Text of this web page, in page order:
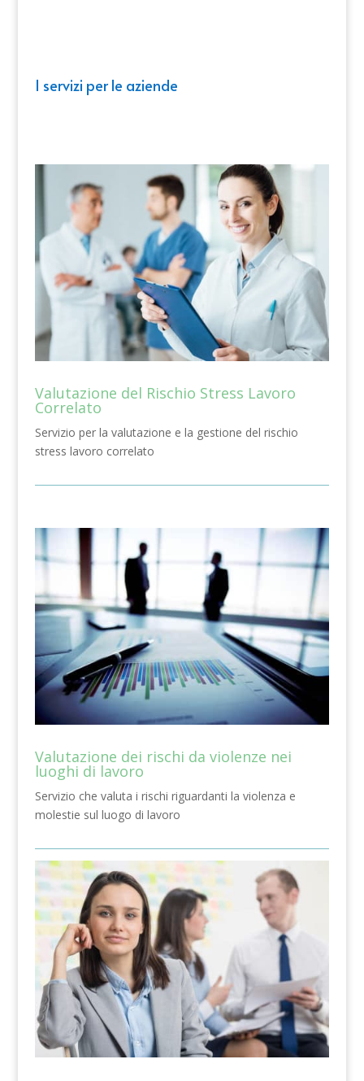
I servizi per le aziende
Valutazione del Rischio Stress Lavoro
Correlato
Servizio per la valutazione e la gestione del rischio
stress lavoro correlato
Valutazione dei rischi da violenze nei
luoghi di lavoro
Servizio che valuta i rischi riguardanti la violenza e
molestie sul luogo di lavoro